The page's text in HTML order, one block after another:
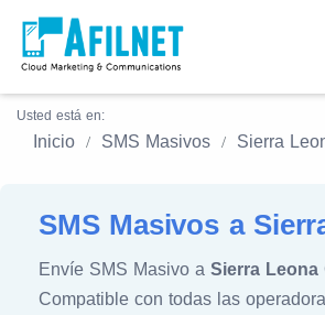
Usted está en:
Inicio SMS Masivos Sierra
SMS Masivos a
Envíe SMS Masivo a Sierra Leona
Compatible con todas las